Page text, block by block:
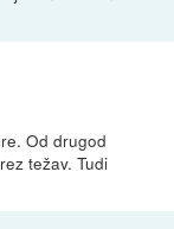
Od drugod
težav. Tudi